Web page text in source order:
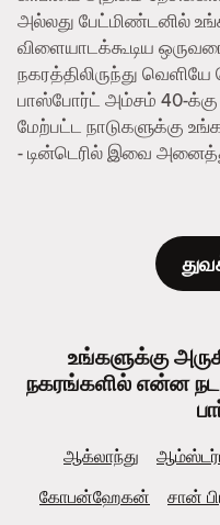
அல்லது பேட்மிண்டனில்
விளையாடக்கூடிய
நகரத்திலிருந்து
பாஸ்போர்ட் அம்சம் 40-க்கு
மேற்பட்ட நாடுகளுக்கு
- டின்டெரில் இவை
உங்களுக்கு
நகரங்களில் என்ன
ஆக்லாந்து
கோபன்ஹேகன்
சான்